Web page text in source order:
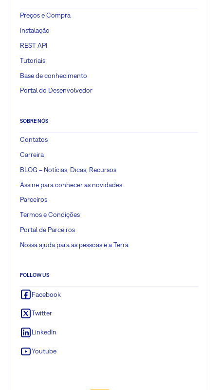
Preços e Compra
Instalação
REST API
Tutoriais
Base de conhecimento
Portal do Desenvolvedor
SOBRE NÓS
Contatos
Carreira
BLOG – Notícias, Dicas, Recursos
Assine para conhecer as novidades
Parceiros
Termos e Condições
Portal de Parceiros
Nossa ajuda para as pessoas e a Terra
FOLLOW US
Facebook
Twitter
LinkedIn
Youtube